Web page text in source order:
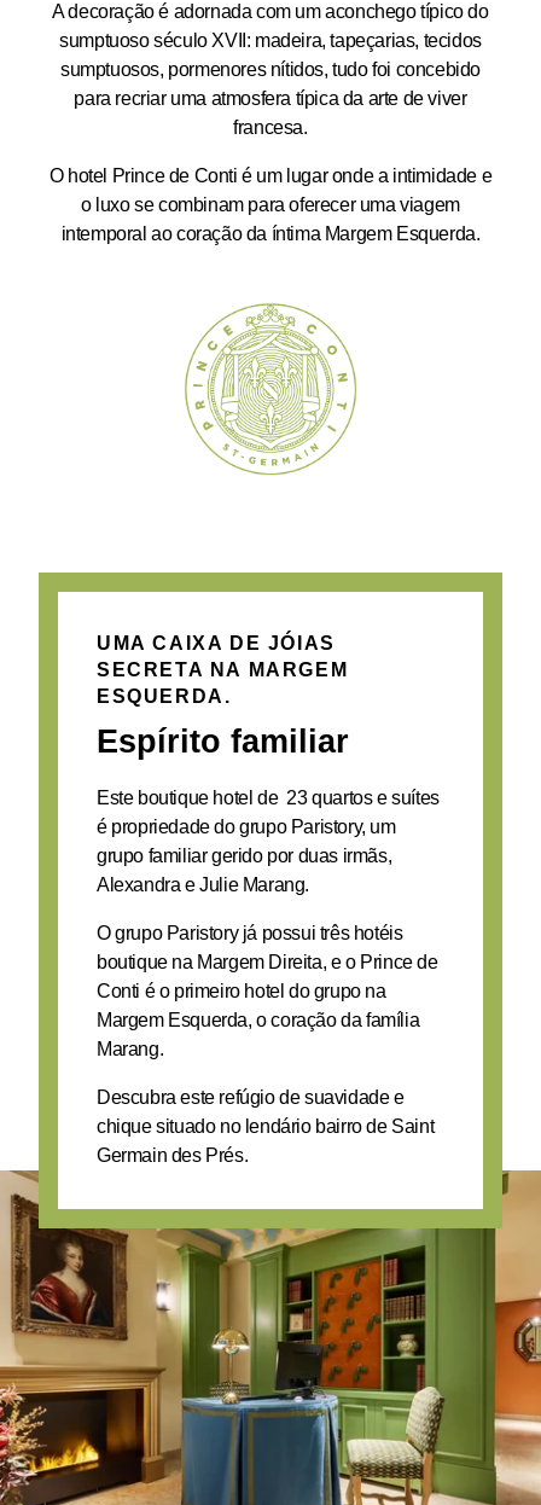
A decoração é adornada com um aconchego típico do
sumptuoso século XVII: madeira, tapeçarias, tecidos
sumptuosos, pormenores nítidos, tudo foi concebido
para recriar uma atmosfera típica da arte de viver
francesa.
O hotel Prince de Conti é um lugar onde a intimidade e
o luxo se combinam para oferecer uma viagem
intemporal ao coração da íntima Margem Esquerda.
UMA CAIXA DE JÓIAS
SECRETA NA MARGEM
ESQUERDA.
Espírito familiar
Este boutique hotel de 23 quartos e suítes
é propriedade do grupo Paristory, um
grupo familiar gerido por duas irmãs,
Alexandra e Julie Marang.
O grupo Paristory já possui três hotéis
boutique na Margem Direita, e o Prince de
Conti é o primeiro hotel do grupo na
Margem Esquerda, o coração da família
Marang.
Descubra este refúgio de suavidade e
chique situado no lendário bairro de Saint
Germain des Prés.